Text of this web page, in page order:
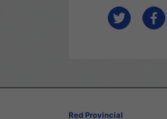
Red Provincial